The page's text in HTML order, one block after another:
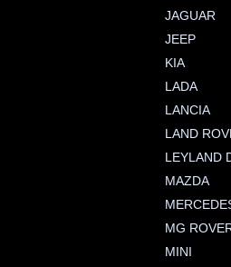
JAGUAR
JEEP
KIA
LADA
LANCIA
LAND
LEYLAND
MAZDA
MG
MINI